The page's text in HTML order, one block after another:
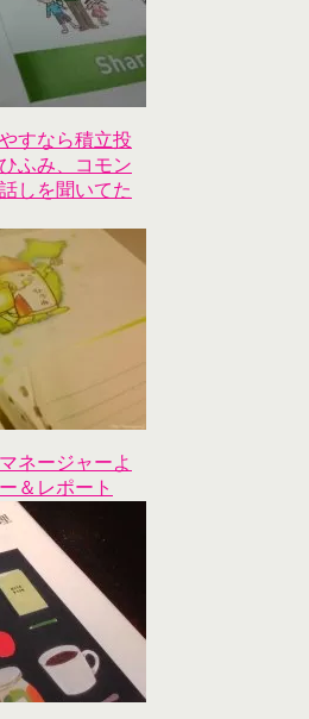
すなら積立投
ふみ、コモン
しを聞いてた
ネージャーよ
＆レポート